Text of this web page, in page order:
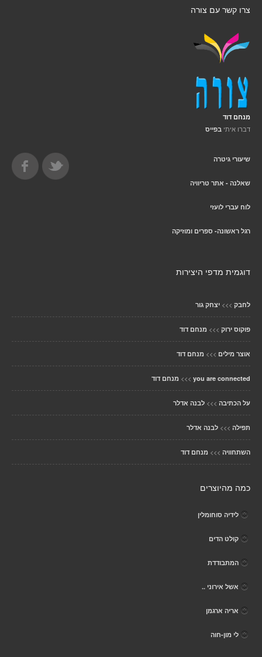
צרו קשר עם צורה
מנחם דוד
דברו איתי בפייס
שיעורי גיטרה
שאלנה - אתר טריוויה
לוח עברי לועזי
רגל ראשונה- ספרים ומוזיקה
דוגמית מדפי היצירות
לחבק >>> יצחק גור
פוקוס ירוק >>> מנחם דוד
אוצר מילים >>> מנחם דוד
you are connected
>>> מנחם דוד
על הכתיבה >>> לבנה אדלר
תפילה >>> לבנה אדלר
השתחוויה >>> מנחם דוד
כמה מהיוצרים
לידיה סוחומלין
קולט הדים
המתבודדת
אשל אירוני ..
אריה ארגמן
לי מון-חוה